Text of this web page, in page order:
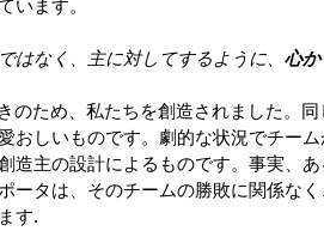
います。
はなく、主に対してするように、 心
のため、私たちを創造されました。
おしいものです。劇的な状況でチー
造主の設計によるものです。事実、
ータは、そのチームの勝敗に関係な
す.